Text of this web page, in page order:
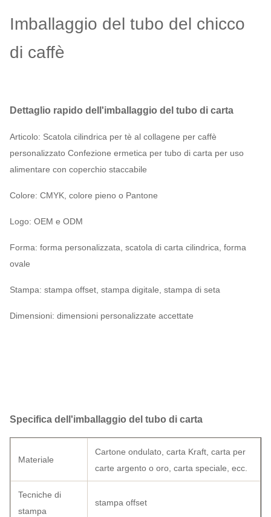
Imballaggio del tubo del chicco
di caffè
Dettaglio rapido dell'imballaggio del tubo di carta
Articolo: Scatola cilindrica per tè al collagene per caffè
personalizzato Confezione ermetica per tubo di carta per uso
alimentare con coperchio staccabile
Colore: CMYK, colore pieno o Pantone
Logo: OEM e ODM
Forma: forma personalizzata, scatola di carta cilindrica, forma
ovale
Stampa: stampa offset, stampa digitale, stampa di seta
Dimensioni: dimensioni personalizzate accettate
Specifica dell'imballaggio del tubo di carta
Materiale
Cartone ondulato, carta Kraft, carta per
carte argento o oro, carta speciale, ecc.
Tecniche di
stampa
stampa offset